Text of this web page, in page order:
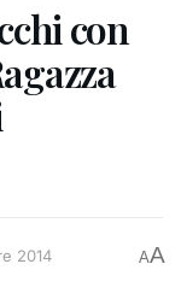
con
2014 AA